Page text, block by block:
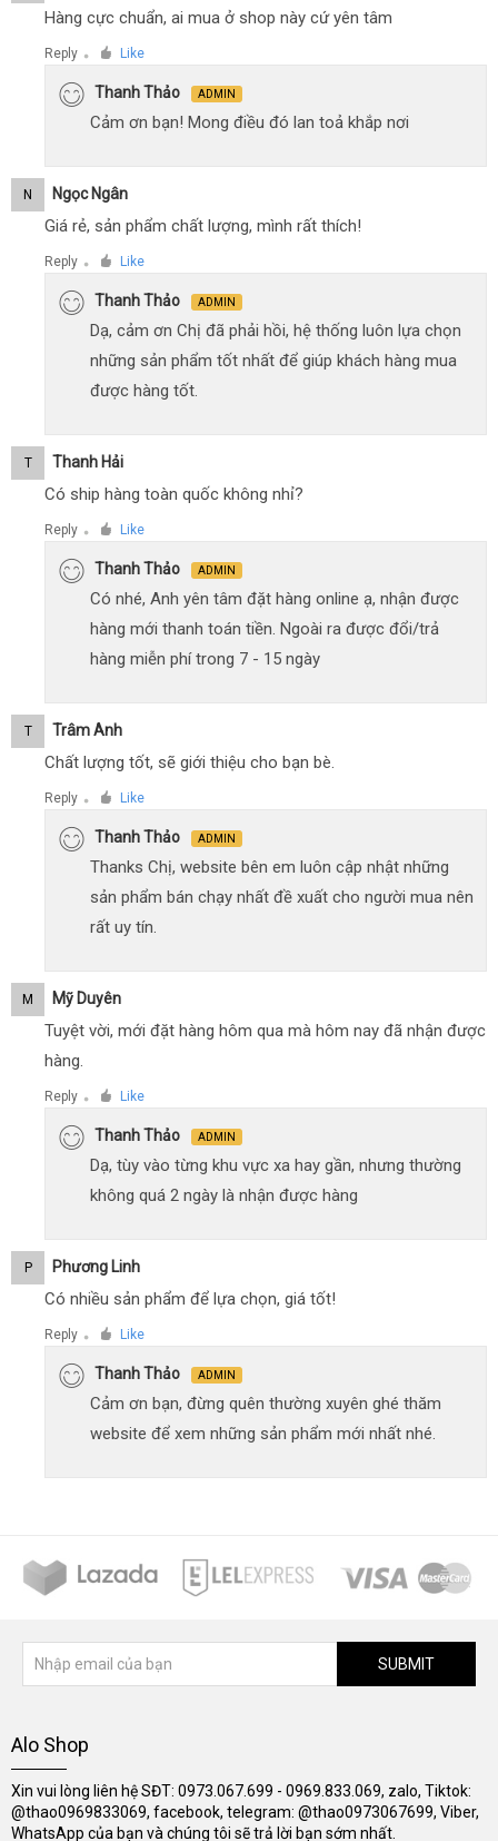
Hàng cực chuẩn, ai mua ở shop này cứ yên tâm
Reply ● Like
Thanh Thảo ADMIN
Cảm ơn bạn! Mong điều đó lan toả khắp nơi
N Ngọc Ngân
Giá rẻ, sản phẩm chất lượng, mình rất thích!
Reply ● Like
Thanh Thảo ADMIN
Dạ, cảm ơn Chị đã phải hồi, hệ thống luôn lựa chọn
những sản phẩm tốt nhất để giúp khách hàng mua
được hàng tốt.
T Thanh Hải
Có ship hàng toàn quốc không nhỉ?
Reply ● Like
Thanh Thảo ADMIN
Có nhé, Anh yên tâm đặt hàng online ạ, nhận được
hàng mới thanh toán tiền. Ngoài ra được đổi/trả
hàng miễn phí trong 7 - 15 ngày
T Trâm Anh
Chất lượng tốt, sẽ giới thiệu cho bạn bè.
Reply ● Like
Thanh Thảo ADMIN
Thanks Chị, website bên em luôn cập nhật những
sản phẩm bán chạy nhất đề xuất cho người mua nên
rất uy tín.
M Mỹ Duyên
Tuyệt vời, mới đặt hàng hôm qua mà hôm nay đã nhận được
hàng.
Reply ● Like
Thanh Thảo ADMIN
Dạ, tùy vào từng khu vực xa hay gần, nhưng thường
không quá 2 ngày là nhận được hàng
P Phương Linh
Có nhiều sản phẩm để lựa chọn, giá tốt!
Reply ● Like
Thanh Thảo ADMIN
Cảm ơn bạn, đừng quên thường xuyên ghé thăm
website để xem những sản phẩm mới nhất nhé.
SUBMIT
Alo Shop
Xin vui lòng liên hệ SĐT: 0973.067.699 - 0969.833.069, zalo, Tiktok:
@thao0969833069, facebook, telegram: @thao0973067699, Viber,
WhatsApp của bạn và chúng tôi sẽ trả lời bạn sớm nhất.